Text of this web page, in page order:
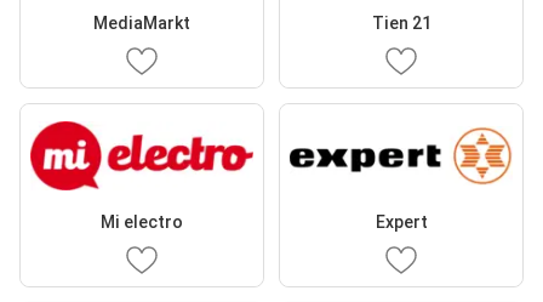
MediaMarkt Tien 21
Mi electro Expert